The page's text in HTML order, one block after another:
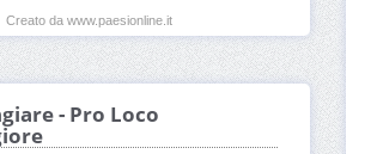
Creato da www.paesionline.it
- Pro Loco